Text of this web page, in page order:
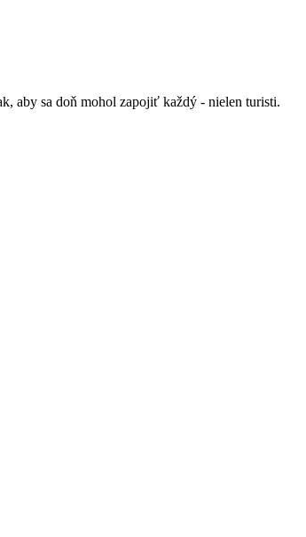
aby sa doň mohol zapojiť každý - nielen turisti.